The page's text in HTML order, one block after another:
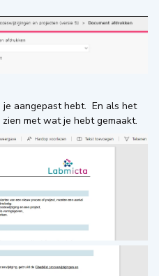
aangepast hebt. En als het
met wat je hebt gemaakt.